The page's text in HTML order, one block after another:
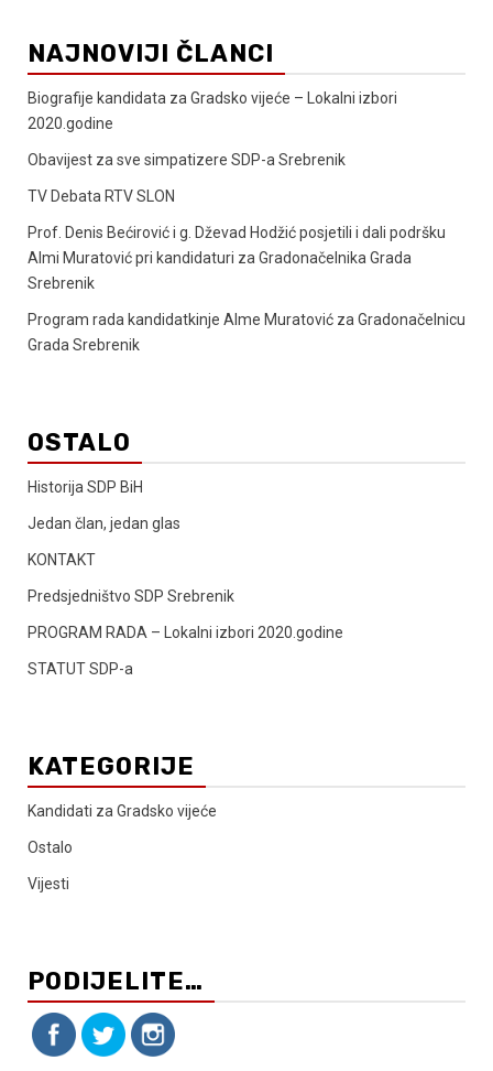
NAJNOVIJI ČLANCI
Biografije kandidata za Gradsko vijeće – Lokalni izbori
2020.godine
Obavijest za sve simpatizere SDP-a Srebrenik
TV Debata RTV SLON
Prof. Denis Bećirović i g. Dževad Hodžić posjetili i dali podršku
Almi Muratović pri kandidaturi za Gradonačelnika Grada
Srebrenik
Program rada kandidatkinje Alme Muratović za Gradonačelnicu
Grada Srebrenik
OSTALO
Historija SDP BiH
Jedan član, jedan glas
KONTAKT
Predsjedništvo SDP Srebrenik
PROGRAM RADA – Lokalni izbori 2020.godine
STATUT SDP-a
KATEGORIJE
Kandidati za Gradsko vijeće
Ostalo
Vijesti
PODIJELITE…